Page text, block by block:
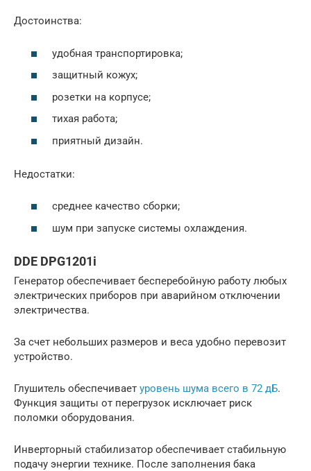
Достоинства:
удобная транспортировка;
защитный кожух;
розетки на корпусе;
тихая работа;
приятный дизайн.
Недостатки:
среднее качество сборки;
шум при запуске системы охлаждения.
DDE DPG1201i
Генератор обеспечивает бесперебойную работу любых
электрических приборов при аварийном отключении
электричества.
За счет небольших размеров и веса удобно перевозит
устройство.
Глушитель обеспечивает уровень шума всего в 72 дБ.
Функция защиты от перегрузок исключает риск
поломки оборудования.
Инверторный стабилизатор обеспечивает стабильную
подачу энергии технике. После заполнения бака